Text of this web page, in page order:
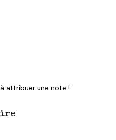
attribuer une note !